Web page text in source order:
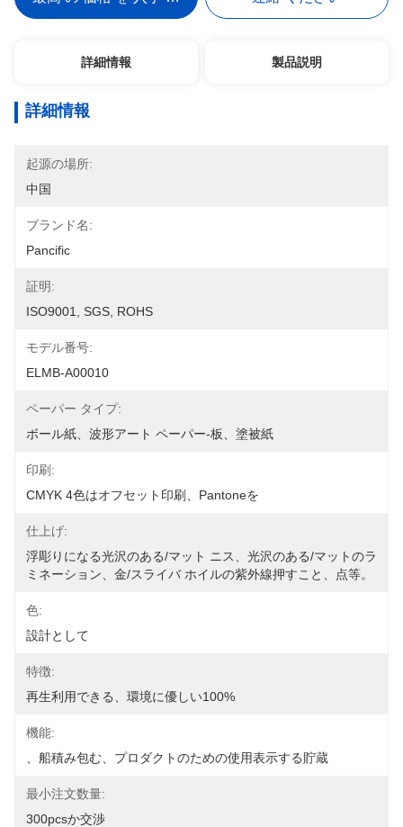
詳細情報 製品説明
詳細情報
起源の場所:
中国
ブランド名:
Pancific
証明:
ISO9001, SGS, ROHS
モデル番号:
ELMB-A00010
ペーパー タイプ:
ボール紙、波形アート ペーパー-板、塗被紙
印刷:
CMYK 4色はオフセット印刷、Pantoneを
仕上げ:
浮彫りになる光沢のある/マット ニス、光沢のある/マットのラ
ミネーション、金/スライバ ホイルの紫外線押すこと、点等。
色:
設計として
特徴:
再生利用できる、環境に優しい100%
機能:
、船積み包む、プロダクトのための使用表示する貯蔵
最小注文数量:
300pcsか交渉